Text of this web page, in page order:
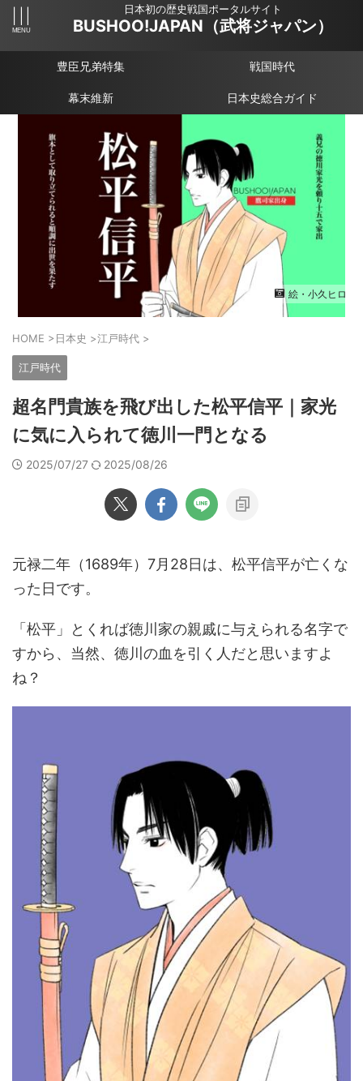
日本初の歴史戦国ポータルサイト
BUSHOO!JAPAN（武将ジャパン）
豊臣兄弟特集 戦国時代
幕末維新 日本史総合ガイド
絵・小久ヒロ
HOME >日本史 >江戸時代 >
江戸時代
超名門貴族を飛び出した松平信平｜家光
に気に入られて徳川一門となる
2025/07/27 2025/08/26
元禄二年（1689年）7月28日は、松平信平が亡くな
った日です。
「松平」とくれば徳川家の親戚に与えられる名字で
すから、当然、徳川の血を引く人だと思いますよ
ね？